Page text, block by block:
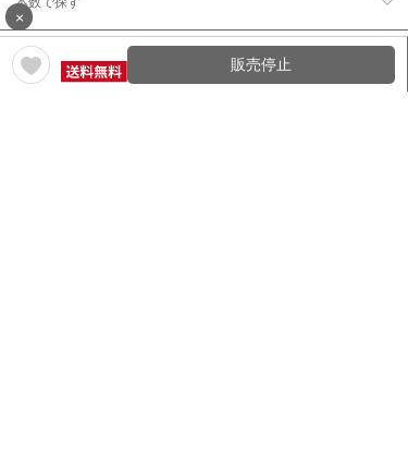
×
販売停止
価格帯で探す